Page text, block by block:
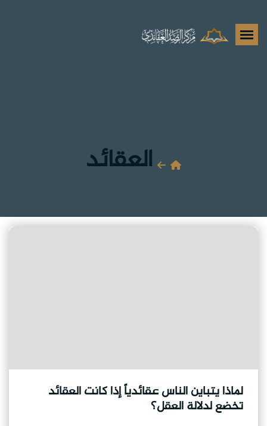
العقائد
لماذا يتباين الناس عقائدياً إذا كانت العقائد
تخضع لدلالة العقل؟